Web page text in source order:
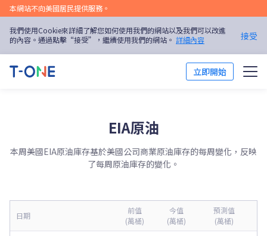
本網站不向美國居民提供服務。
我們使用Cookie來詳細了解您如何使用我們的網站以及我們可以改進
的內容。通過點擊“接受”，繼續使用我們的網站。 詳細內容 接受
立即開始
EIA原油
本周美國EIA原油庫存基於美國公司商業原油庫存的每周變化，反映
了每周原油庫存的變化。
日期
前值
(萬桶)
今值
(萬桶)
預測值
(萬桶)